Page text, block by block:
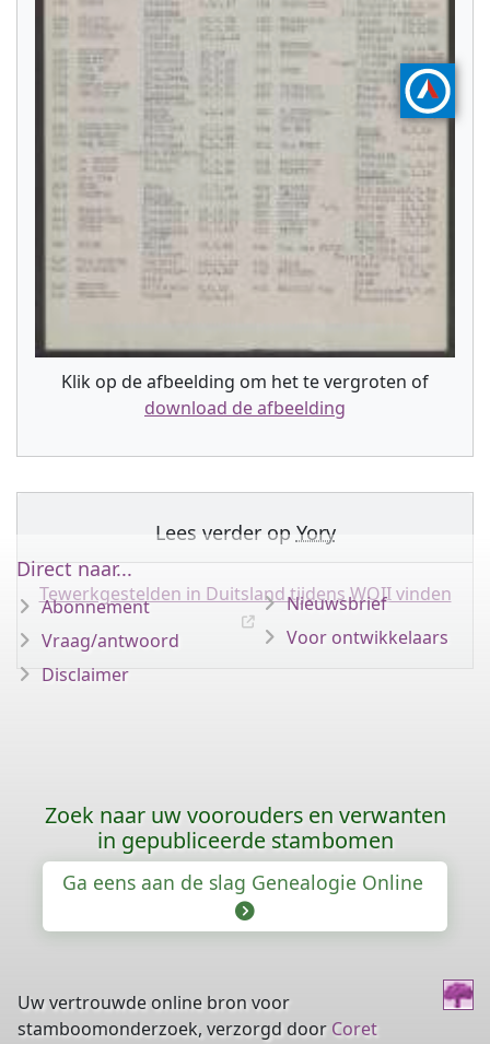
Klik op de afbeelding om het te vergroten of
download de afbeelding
Lees verder op Yory
Tewerkgestelden in Duitsland tijdens WOII vinden
Direct naar...
Abonnement
Vraag/antwoord
Disclaimer
Nieuwsbrief
Voor ontwikkelaars
Zoek naar uw voorouders en verwanten
in gepubliceerde stambomen
Ga eens aan de slag Genealogie Online
Uw vertrouwde online bron voor
stamboomonderzoek, verzorgd door Coret